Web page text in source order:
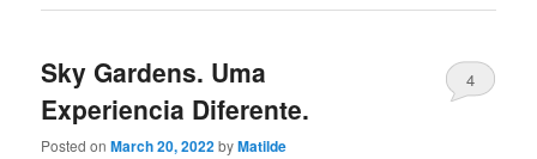
Sky Gardens. Uma
Experiencia Diferente.
Posted onMarch 20, 2022byMatilde
4